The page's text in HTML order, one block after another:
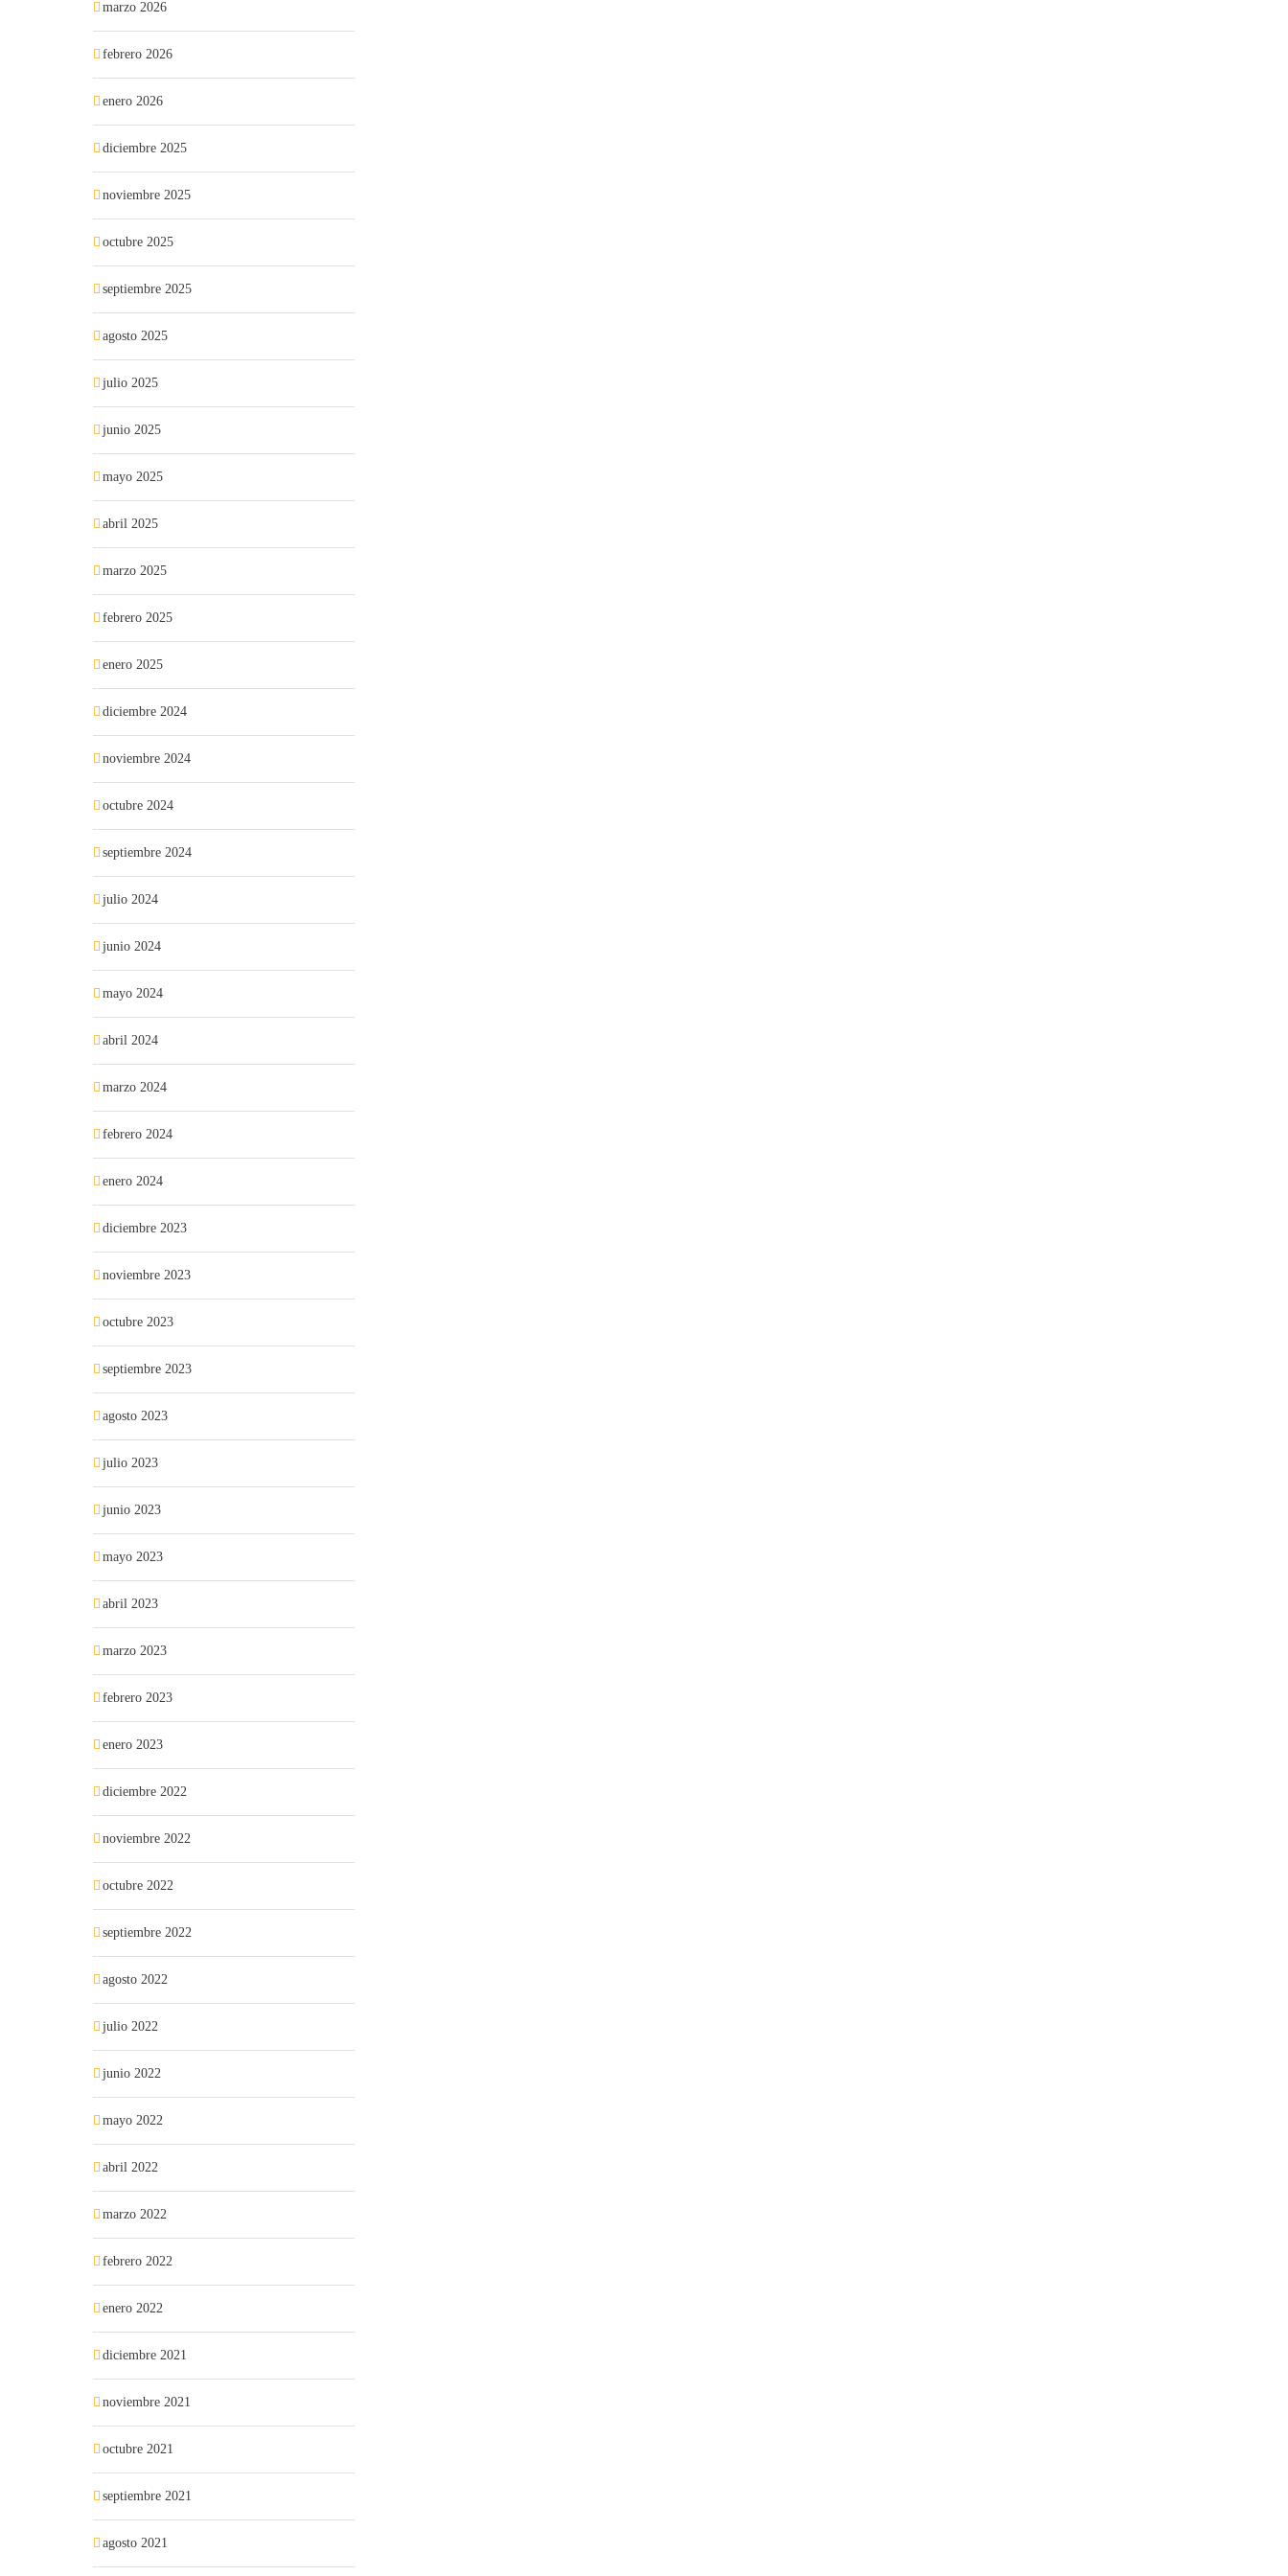
marzo 2026
febrero 2026
enero 2026
diciembre 2025
noviembre 2025
octubre 2025
septiembre 2025
agosto 2025
julio 2025
junio 2025
mayo 2025
abril 2025
marzo 2025
febrero 2025
enero 2025
diciembre 2024
noviembre 2024
octubre 2024
septiembre 2024
julio 2024
junio 2024
mayo 2024
abril 2024
marzo 2024
febrero 2024
enero 2024
diciembre 2023
noviembre 2023
octubre 2023
septiembre 2023
agosto 2023
julio 2023
junio 2023
mayo 2023
abril 2023
marzo 2023
febrero 2023
enero 2023
diciembre 2022
noviembre 2022
octubre 2022
septiembre 2022
agosto 2022
julio 2022
junio 2022
mayo 2022
abril 2022
marzo 2022
febrero 2022
enero 2022
diciembre 2021
noviembre 2021
octubre 2021
septiembre 2021
agosto 2021